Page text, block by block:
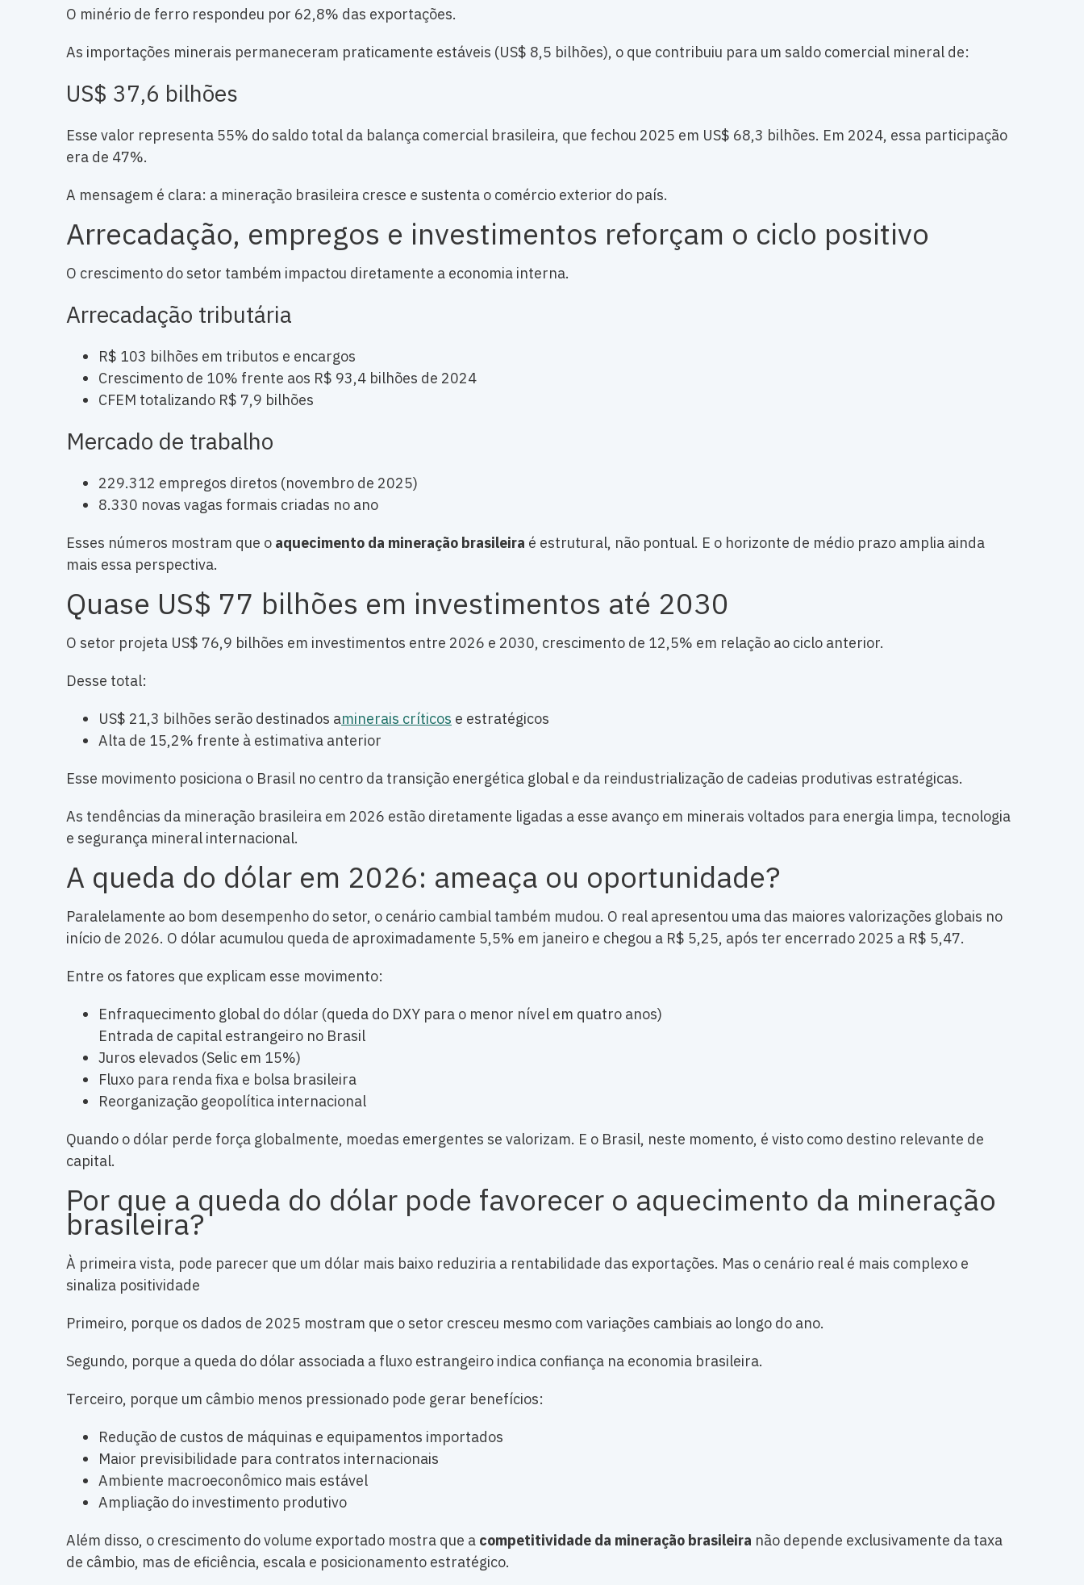
O minério de ferro respondeu por 62,8% das exportações.
As importações minerais permaneceram praticamente estáveis (US$ 8,5 bilhões), o que contribuiu para um saldo comercial mineral de:
US$ 37,6 bilhões
Esse valor representa 55% do saldo total da balança comercial brasileira, que fechou 2025 em US$ 68,3 bilhões. Em 2024, essa participação
era de 47%.
A mensagem é clara: a mineração brasileira cresce e sustenta o comércio exterior do país.
Arrecadação, empregos e investimentos reforçam o ciclo positivo
O crescimento do setor também impactou diretamente a economia interna.
Arrecadação tributária
R$ 103 bilhões em tributos e encargos
Crescimento de 10% frente aos R$ 93,4 bilhões de 2024
CFEM totalizando R$ 7,9 bilhões
Mercado de trabalho
229.312 empregos diretos (novembro de 2025)
8.330 novas vagas formais criadas no ano
Esses números mostram que o aquecimento da mineração brasileira é estrutural, não pontual. E o horizonte de médio prazo amplia ainda
mais essa perspectiva.
Quase US$ 77 bilhões em investimentos até 2030
O setor projeta US$ 76,9 bilhões em investimentos entre 2026 e 2030, crescimento de 12,5% em relação ao ciclo anterior.
Desse total:
US$ 21,3 bilhões serão destinados aminerais críticos e estratégicos
Alta de 15,2% frente à estimativa anterior
Esse movimento posiciona o Brasil no centro da transição energética global e da reindustrialização de cadeias produtivas estratégicas.
As tendências da mineração brasileira em 2026 estão diretamente ligadas a esse avanço em minerais voltados para energia limpa, tecnologia
e segurança mineral internacional.
A queda do dólar em 2026: ameaça ou oportunidade?
Paralelamente ao bom desempenho do setor, o cenário cambial também mudou. O real apresentou uma das maiores valorizações globais no
início de 2026. O dólar acumulou queda de aproximadamente 5,5% em janeiro e chegou a R$ 5,25, após ter encerrado 2025 a R$ 5,47.
Entre os fatores que explicam esse movimento:
Enfraquecimento global do dólar (queda do DXY para o menor nível em quatro anos)
Entrada de capital estrangeiro no Brasil
Juros elevados (Selic em 15%)
Fluxo para renda fixa e bolsa brasileira
Reorganização geopolítica internacional
Quando o dólar perde força globalmente, moedas emergentes se valorizam. E o Brasil, neste momento, é visto como destino relevante de
capital.
Por que a queda do dólar pode favorecer o aquecimento da mineração
brasileira?
À primeira vista, pode parecer que um dólar mais baixo reduziria a rentabilidade das exportações. Mas o cenário real é mais complexo e
sinaliza positividade
Primeiro, porque os dados de 2025 mostram que o setor cresceu mesmo com variações cambiais ao longo do ano.
Segundo, porque a queda do dólar associada a fluxo estrangeiro indica confiança na economia brasileira.
Terceiro, porque um câmbio menos pressionado pode gerar benefícios:
Redução de custos de máquinas e equipamentos importados
Maior previsibilidade para contratos internacionais
Ambiente macroeconômico mais estável
Ampliação do investimento produtivo
Além disso, o crescimento do volume exportado mostra que a competitividade da mineração brasileira não depende exclusivamente da taxa
de câmbio, mas de eficiência, escala e posicionamento estratégico.